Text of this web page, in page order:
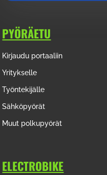
PYÖRÄETU
Kirjaudu portaaliin
Yritykselle
Työntekijälle
Sähköpyörät
Muut polkupyörät
ELECTROBIKE